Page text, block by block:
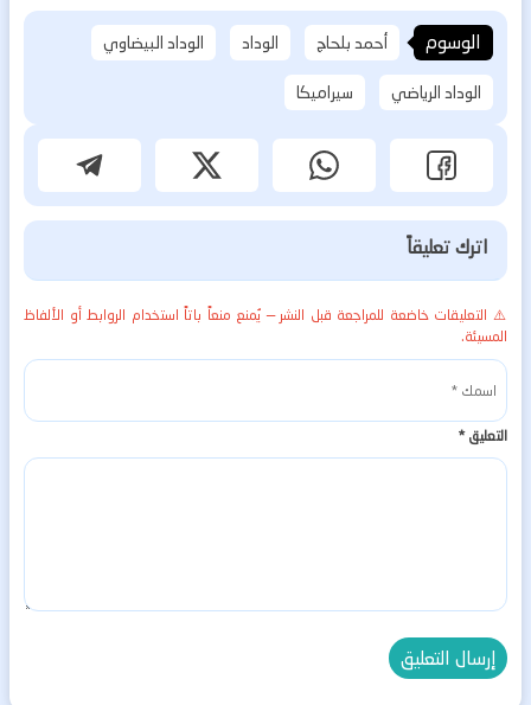
الوسوم أحمد بلحاج الوداد
الوداد البيضاوي
الوداد الرياضي
سيراميكا
اترك تعليقاً
⚠️ التعليقات خاضعة للمراجعة قبل النشر — يُمنع منعاً باتاً استخدام الروابط أو الألفاظ
المسيئة.
التعليق*